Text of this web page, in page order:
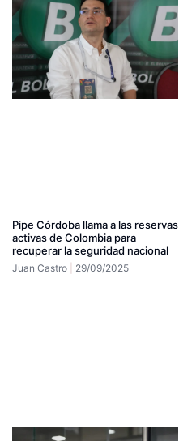
Pipe Córdoba llama a las reservas
activas de Colombia para
recuperar la seguridad nacional
Juan Castro 29/09/2025